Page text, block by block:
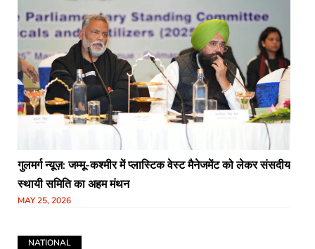
गुलमर्ग न्यूज़: जम्मू-कश्मीर में प्लास्टिक वेस्ट मैनेजमेंट को लेकर संसदीय
स्थायी समिति का अहम मंथन
MAY 25, 2026
NATIONAL